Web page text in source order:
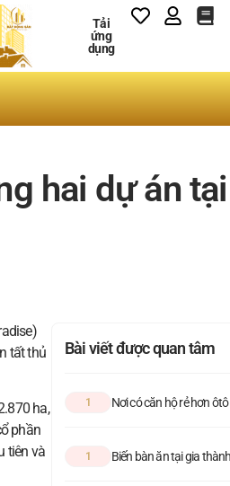
Tải
ứng
dụng
hai dự án tại
tất thủ
ha,
phần
tiên và
Bài viết được quan tâm
1 Nơi có căn hộ rẻ hơn
1 Biến bàn ăn tại gia